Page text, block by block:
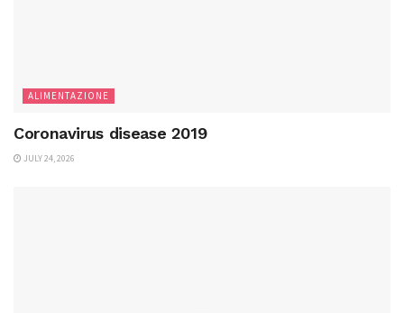
ALIMENTAZIONE
Coronavirus disease 2019
JULY 24, 2026